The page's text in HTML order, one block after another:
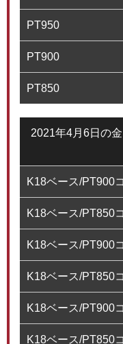
PT950
PT900
PT850
2021年4月6日の
K18ベース/PT900
K18ベース/PT850
K18ベース/PT900
K18ベース/PT850
K18ベース/PT900
K18ベース/PT850